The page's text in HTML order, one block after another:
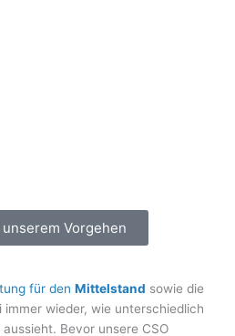
Vorgehen
für den Mittelstand sowie die
immer wieder, wie unterschiedlich
Bevor unsere CSO